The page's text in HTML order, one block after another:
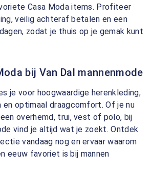
Casa Moda items. Profiteer
veilig achteraf betalen en een
zodat je thuis op je gemak kunt
bij Van Dal mannenmode
je voor hoogwaardige herenkleding,
optimaal draagcomfort. Of je nu
overhemd, trui, vest of polo, bij
vind je altijd wat je zoekt. Ontdek
vandaag nog en ervaar waarom
eeuw favoriet is bij mannen